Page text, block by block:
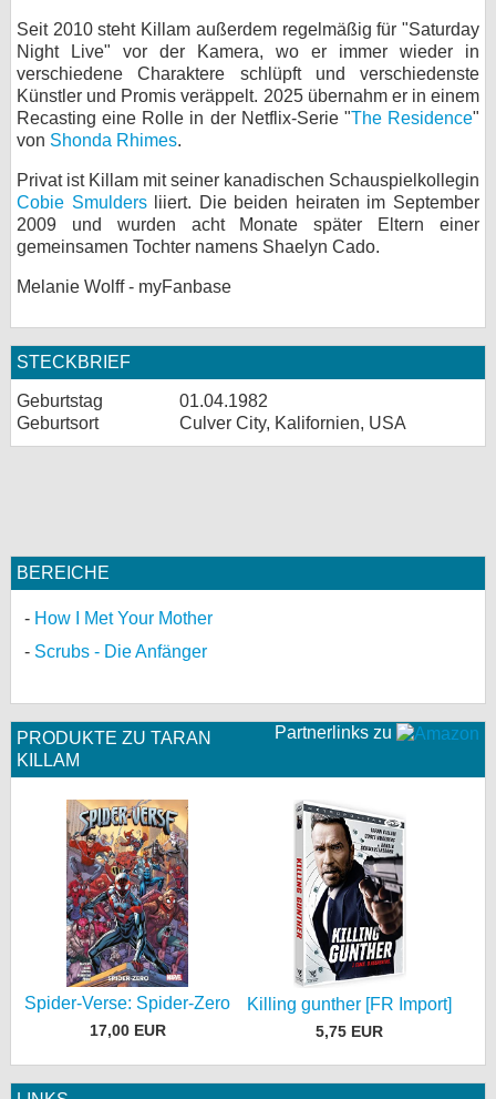
Seit 2010 steht Killam außerdem regelmäßig für "Saturday
Night Live" vor der Kamera, wo er immer wieder in
verschiedene Charaktere schlüpft und verschiedenste
Künstler und Promis veräppelt. 2025 übernahm er in einem
Recasting eine Rolle in der Netflix-Serie "The Residence"
von Shonda Rhimes.
Privat ist Killam mit seiner kanadischen Schauspielkollegin
Cobie Smuldersliiert. Die beiden heiraten im September
2009 und wurden acht Monate später Eltern einer
gemeinsamen Tochter namens Shaelyn Cado.
Melanie Wolff - myFanbase
STECKBRIEF
Geburtstag
01.04.1982
Geburtsort
Culver City, Kalifornien, USA
BEREICHE
How I Met Your Mother
Scrubs - Die Anfänger
Partnerlinks zu
PRODUKTE ZU TARAN
KILLAM
Spider-Verse: Spider-Zero
17,00 EUR
Killing gunther [FR Import]
5,75 EUR